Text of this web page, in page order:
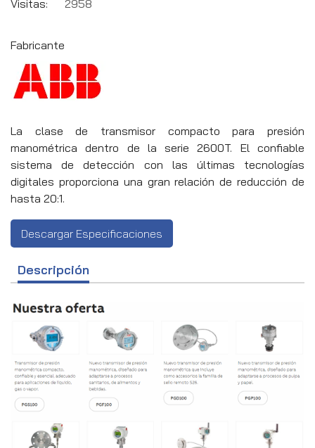
Visitas: 2958
Fabricante
La clase de transmisor compacto para presión
manométrica dentro de la serie 2600T. El confiable
sistema de detección con las últimas tecnologías
digitales proporciona una gran relación de reducción de
hasta 20:1.
Descargar Especificaciones
Descripción